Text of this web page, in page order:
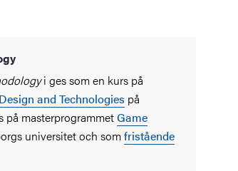
i ges som en kurs på
and Technologies på
på masterprogrammetGame
universitet och somfristående